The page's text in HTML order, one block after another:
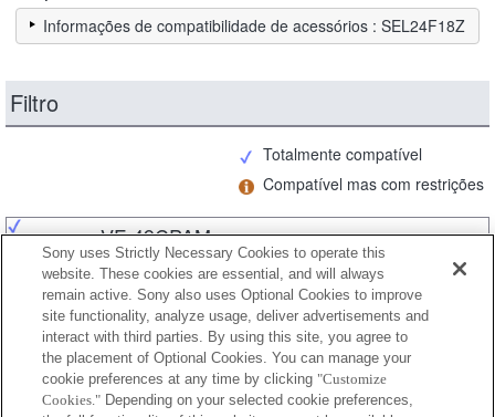
Informações de compatibilidade de acessórios : SEL24F18Z
Filtro
Totalmente compatível
Compatível mas com restrições
VF-49CPAM
VF-49CPAM2
Sony uses Strictly Necessary Cookies to operate this
website. These cookies are essential, and will always
remain active. Sony also uses Optional Cookies to improve
site functionality, analyze usage, deliver advertisements and
interact with third parties. By using this site, you agree to
the placement of Optional Cookies. You can manage your
cookie preferences at any time by clicking "Customize
Cookies." Depending on your selected cookie preferences,